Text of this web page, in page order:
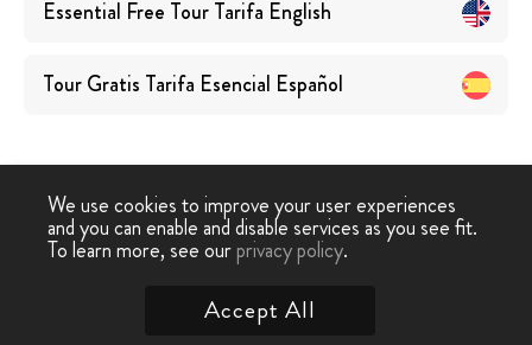
Essential Free Tour Tarifa English
Tour Gratis Tarifa Esencial Español
Free
Tour - Free Tour
Tarifa › Wesentliches Tour-Gratis
Tarifa
We use cookies to improve your user experiences
and you can enable and disable services as you see fit.
To learn more, see ourprivacy policy.
Accept All